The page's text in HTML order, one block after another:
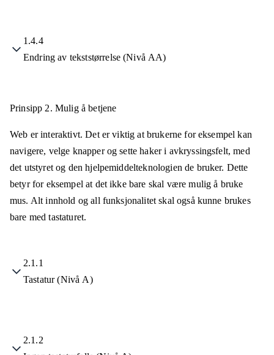
1.4.4
Endring av tekststørrelse (Nivå AA)
Prinsipp 2. Mulig å betjene
Web er interaktivt. Det er viktig at brukerne for eksempel kan
navigere, velge knapper og sette haker i avkryssingsfelt, med
det utstyret og den hjelpemiddelteknologien de bruker. Dette
betyr for eksempel at det ikke bare skal være mulig å bruke
mus. Alt innhold og all funksjonalitet skal også kunne brukes
bare med tastaturet.
2.1.1
Tastatur (Nivå A)
2.1.2